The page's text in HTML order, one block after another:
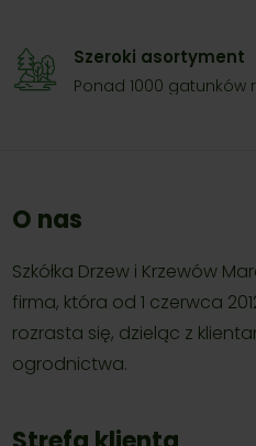
Szeroki asortyment
Ponad 1000 gatunków
O nas
Szkółka Drzew i Krzewów
firma, która od 1 czerwca
rozrasta się, dzieląc z
ogrodnictwa.